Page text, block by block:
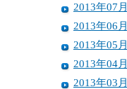
2013年07月
2013年06月
2013年05月
2013年04月
2013年03月